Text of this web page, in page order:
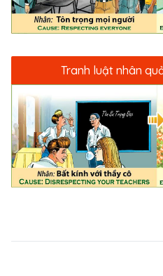
Tranh luật nhân